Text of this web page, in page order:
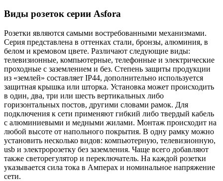
Виды розеток серии Asforа
Розетки являются самыми востребованными механизмами.
Серия представлена в оттенках стали, бронзы, алюминия, в
белом и кремовом цвете. Различают следующие виды:
телевизионные, компьютерные, телефонные и электрические
проходные с заземлением и без. Степень защиты продукции
из «землей» составляет IP44, дополнительно используется
защитная крышка или шторка. Установка может происходить
в один, два, три или шесть вертикальных либо
горизонтальных постов, другими словами рамок. Для
подключения к сети применяют гибкий либо твердый кабель
с алюминиевыми и медными жилами. Монтаж происходит на
любой высоте от напольного покрытия. В одну рамку можно
установить несколько видов: компьютерную, телевизионную,
usb и электророзетку без заземления. Чаще всего добавляют
также светорегулятор и переключатель. На каждой розетки
указывается сила тока в Амперах и номинальное напряжение
сети.